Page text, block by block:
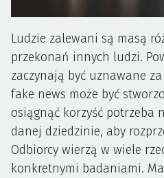
Ludzie zalewani są masą
przekonań innych ludzi.
zaczynają być uznawane
fake news może być
osiągnąć korzyść potrzeba
danej dziedzinie, aby
Odbiorcy wierzą w wiele
konkretnymi badaniami.